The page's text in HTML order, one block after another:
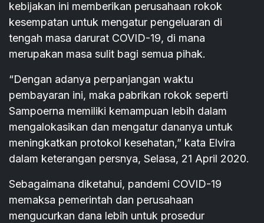
kebijakan ini memberikan perusahaan rokok
kesempatan untuk mengatur pengeluaran di
tengah masa darurat COVID-19, di mana
merupakan masa sulit bagi semua pihak.
“Dengan adanya perpanjangan waktu
pembayaran ini, maka pabrikan rokok seperti
Sampoerna memiliki kemampuan lebih dalam
mengalokasikan dan mengatur dananya untuk
meningkatkan protokol kesehatan,” kata Elvira
dalam keterangan persnya, Selasa, 21 April 2020.
Sebagaimana diketahui, pandemi COVID-19
memaksa pemerintah dan perusahaan
mengucurkan dana lebih untuk prosedur